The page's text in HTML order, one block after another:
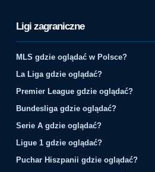
Ligi zagraniczne
MLS gdzie oglądać w Polsce?
La Liga gdzie oglądać?
Premier League gdzie oglądać?
Bundesliga gdzie oglądać?
Serie A gdzie oglądać?
Ligue 1 gdzie oglądać?
Puchar Hiszpanii gdzie oglądać?